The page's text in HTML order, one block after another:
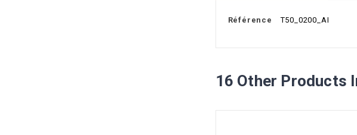
Référence T50_0200_AI
16 Other Products